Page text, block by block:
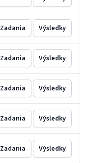
Zadania Výsledky
Zadania Výsledky
Zadania Výsledky
Zadania Výsledky
Zadania Výsledky